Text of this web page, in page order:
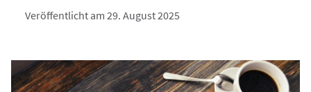
Veröffentlicht am 29. August 2025